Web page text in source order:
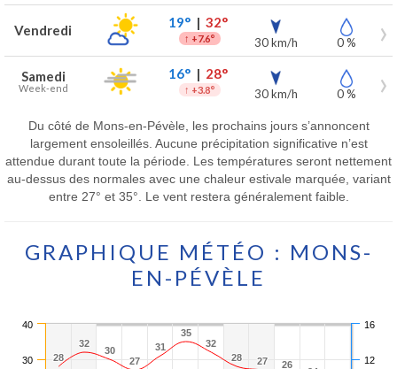
Vendredi 19°| 32°
↑ +7.6° 30 km/h 0 %
Samedi
Week-end
16°| 28°
↑ +3.8° 30 km/h 0 %
Du côté de Mons-en-Pévèle, les prochains jours s’annoncent
largement ensoleillés. Aucune précipitation significative n’est
attendue durant toute la période. Les températures seront nettement
au-dessus des normales avec une chaleur estivale marquée, variant
entre 27° et 35°. Le vent restera généralement faible.
GRAPHIQUE MÉTÉO : MONS-
EN-PÉVÈLE
28
28
32
32
30
30
27
27
31
31
35
35
32
32
28
28 27
27 26
26
30
40
12
16